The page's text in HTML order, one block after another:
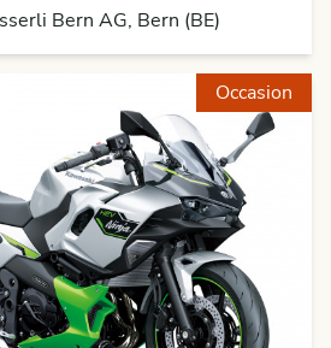
Bern AG, Bern (BE)
Occasion